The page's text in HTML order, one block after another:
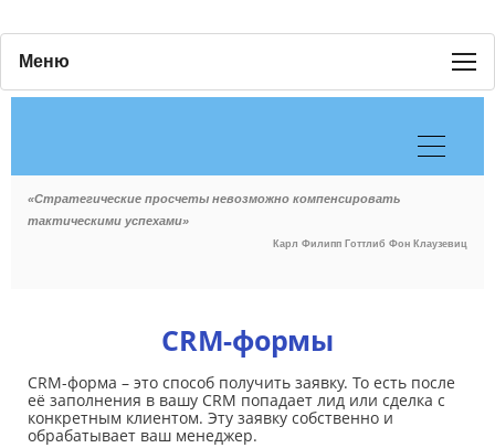
Меню
«Стратегические просчеты невозможно компенсировать
тактическими успехами»
Карл Филипп Готтлиб Фон Клаузевиц
CRM-формы
CRM-форма – это способ получить заявку. То есть после
её заполнения в вашу CRM попадает лид или сделка с
конкретным клиентом. Эту заявку собственно и
обрабатывает ваш менеджер.